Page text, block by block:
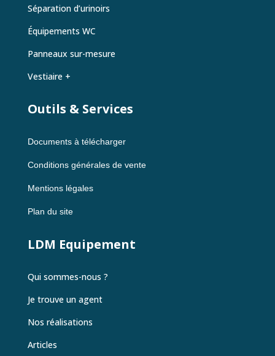
Séparation d’urinoirs
Équipements WC
Panneaux sur-mesure
Vestiaire +
Outils & Services
Documents à télécharger
Conditions générales de vente
Mentions légales
Plan du site
LDM Equipement
Qui sommes-nous ?
Je trouve un agent
Nos réalisations
Articles